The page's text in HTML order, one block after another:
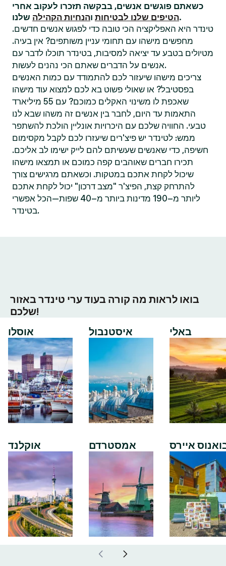
כשאתם פוגשים אנשים, בבקשה תזכרו לעקוב אחרי
הטיפים שלנו לבטיחות והנחיות הקהילה
שלנו.
טינדר היא האפליקציה הכי טובה כדי לפגוש אנשים חדשים.
מחפשים מישהו עם תחומי עניין משותפים? אין בעיה.
מטיולים בטבע עד יציאה למסיבות, בטינדר תוכלו לדבר עם
אנשים על הדברים שאתם הכי נהנים לעשות.
צריכים מישהו שיעזור לכם להתמודד עם כמות האנשים
בפסטיבל? או שאולי פשוט בא לכם למצוא עוד מישהו
שאכפת לו משינוי האקלים כמוכם? עם 55 מיליארד
התאמות עד היום, לחבר בין אנשים זה משהו שבא לנו
טבעי. החוויה שלכם עם היכרויות אונליין הולכת להשתפר
ממש: לטינדר יש פיצ'רים שיעזרו לכם לקבל מקסימום
חשיפה, כדי שאנשים שעשיתם להם לייק ישימו לב אליכם.
תכירו חברים שאוהבים קפה כמוכם או תמצאו מישהו
שיכול לקחת אתכם במטקות. וכשאתם מרגישים צורך
להתרחק קצת, הפיצ'ר "מצב דרכון" יכול לקחת אתכם
ליותר מ–190 מדינות ביותר מ–40 שפות—הכל אפשרי
בטינדר.
בואו לראות מה קורה בעוד ערי טינדר באזור
שלכם!
אוסלו
אוקלנד
איסטנבול
אמסטרדם
באלי
איירס